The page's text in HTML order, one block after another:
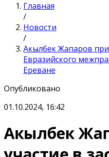
Главная
/
Новости
/
Акылбек Жапаров
Евразийского
Ереване
Опубликовано
01.10.2024, 16:42
Акылбек